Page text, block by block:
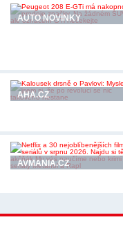
AUTO NOVINKY
AHA.CZ
AVMANIA.CZ